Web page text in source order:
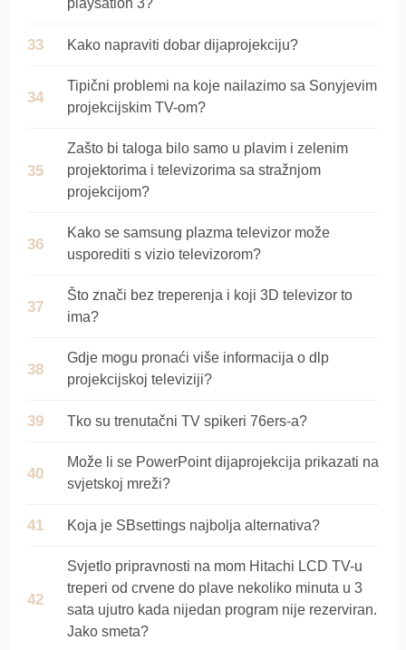
playsation 3?
Kako napraviti dobar dijaprojekciju?
Tipični problemi na koje nailazimo sa Sonyjevim
projekcijskim TV-om?
Zašto bi taloga bilo samo u plavim i zelenim
projektorima i televizorima sa stražnjom
projekcijom?
Kako se samsung plazma televizor može
usporediti s vizio televizorom?
Što znači bez treperenja i koji 3D televizor to
ima?
Gdje mogu pronaći više informacija o dlp
projekcijskoj televiziji?
Tko su trenutačni TV spikeri 76ers-a?
Može li se PowerPoint dijaprojekcija prikazati na
svjetskoj mreži?
Koja je SBsettings najbolja alternativa?
Svjetlo pripravnosti na mom Hitachi LCD TV-u
treperi od crvene do plave nekoliko minuta u 3
sata ujutro kada nijedan program nije rezerviran.
Jako smeta?